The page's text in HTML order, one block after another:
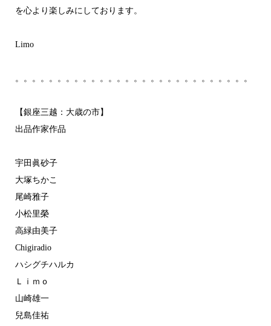
を心より楽しみにしております。
Limo
。。。。。。。。。。。。。。。。。。。。。。。。。。。。
【銀座三越：大歳の市】
出品作家作品
宇田眞砂子
大塚ちかこ
尾崎雅子
小松里榮
高緑由美子
Chigiradio
ハシグチハルカ
Ｌｉｍｏ
山崎雄一
兒島佳祐